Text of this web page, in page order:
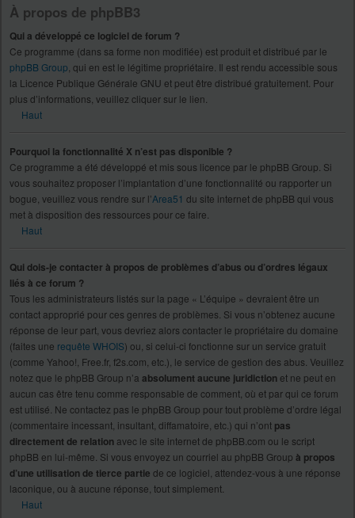
À propos de phpBB3
Qui a développé ce logiciel de forum ?
Ce programme (dans sa forme non modifiée) est produit et distribué par le
phpBB Group , qui en est le légitime propriétaire. Il est rendu accessible sous
la Licence Publique Générale GNU et peut être distribué gratuitement. Pour
plus d’informations, veuillez cliquer sur le lien.
Haut
Pourquoi la fonctionnalité X n’est pas disponible ?
Ce programme a été développé et mis sous licence par le phpBB Group. Si
vous souhaitez proposer l’implantation d’une fonctionnalité ou rapporter un
bogue, veuillez vous rendre sur l’Area51 du site internet de phpBB qui vous
met à disposition des ressources pour ce faire.
Haut
Qui dois-je contacter à propos de problèmes d’abus ou d’ordres légaux
liés à ce forum ?
Tous les administrateurs listés sur la page « L’équipe » devraient être un
contact approprié pour ces genres de problèmes. Si vous n’obtenez aucune
réponse de leur part, vous devriez alors contacter le propriétaire du domaine
(faites une requête WHOIS) ou, si celui-ci fonctionne sur un service gratuit
(comme Yahoo!, Free.fr, f2s.com, etc.), le service de gestion des abus. Veuillez
notez que le phpBB Group n’a absolument aucune juridictionet ne peut en
aucun cas être tenu comme responsable de comment, où et par qui ce forum
est utilisé. Ne contactez pas le phpBB Group pour tout problème d’ordre légal
(commentaire incessant, insultant, diffamatoire, etc.) qui n’ont pas
directement de relation avec le site internet de phpBB.com ou le script
phpBB en lui-même. Si vous envoyez un courriel au phpBB Group à propos
d’une utilisation de tierce partie de ce logiciel, attendez-vous à une réponse
laconique, ou à aucune réponse, tout simplement.
Haut